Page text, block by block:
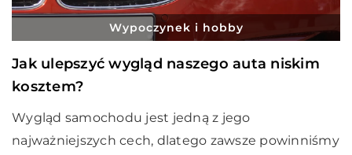
Wypoczynek i hobby
Jak ulepszyć wygląd naszego auta niskim
kosztem?
Wygląd samochodu jest jedną z jego
najważniejszych cech, dlatego zawsze powinniśmy